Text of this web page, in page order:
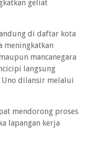
geliat
di daftar kota
meningkatkan
mancanegara
langsung
dilansir melalui
mendorong proses
lapangan kerja